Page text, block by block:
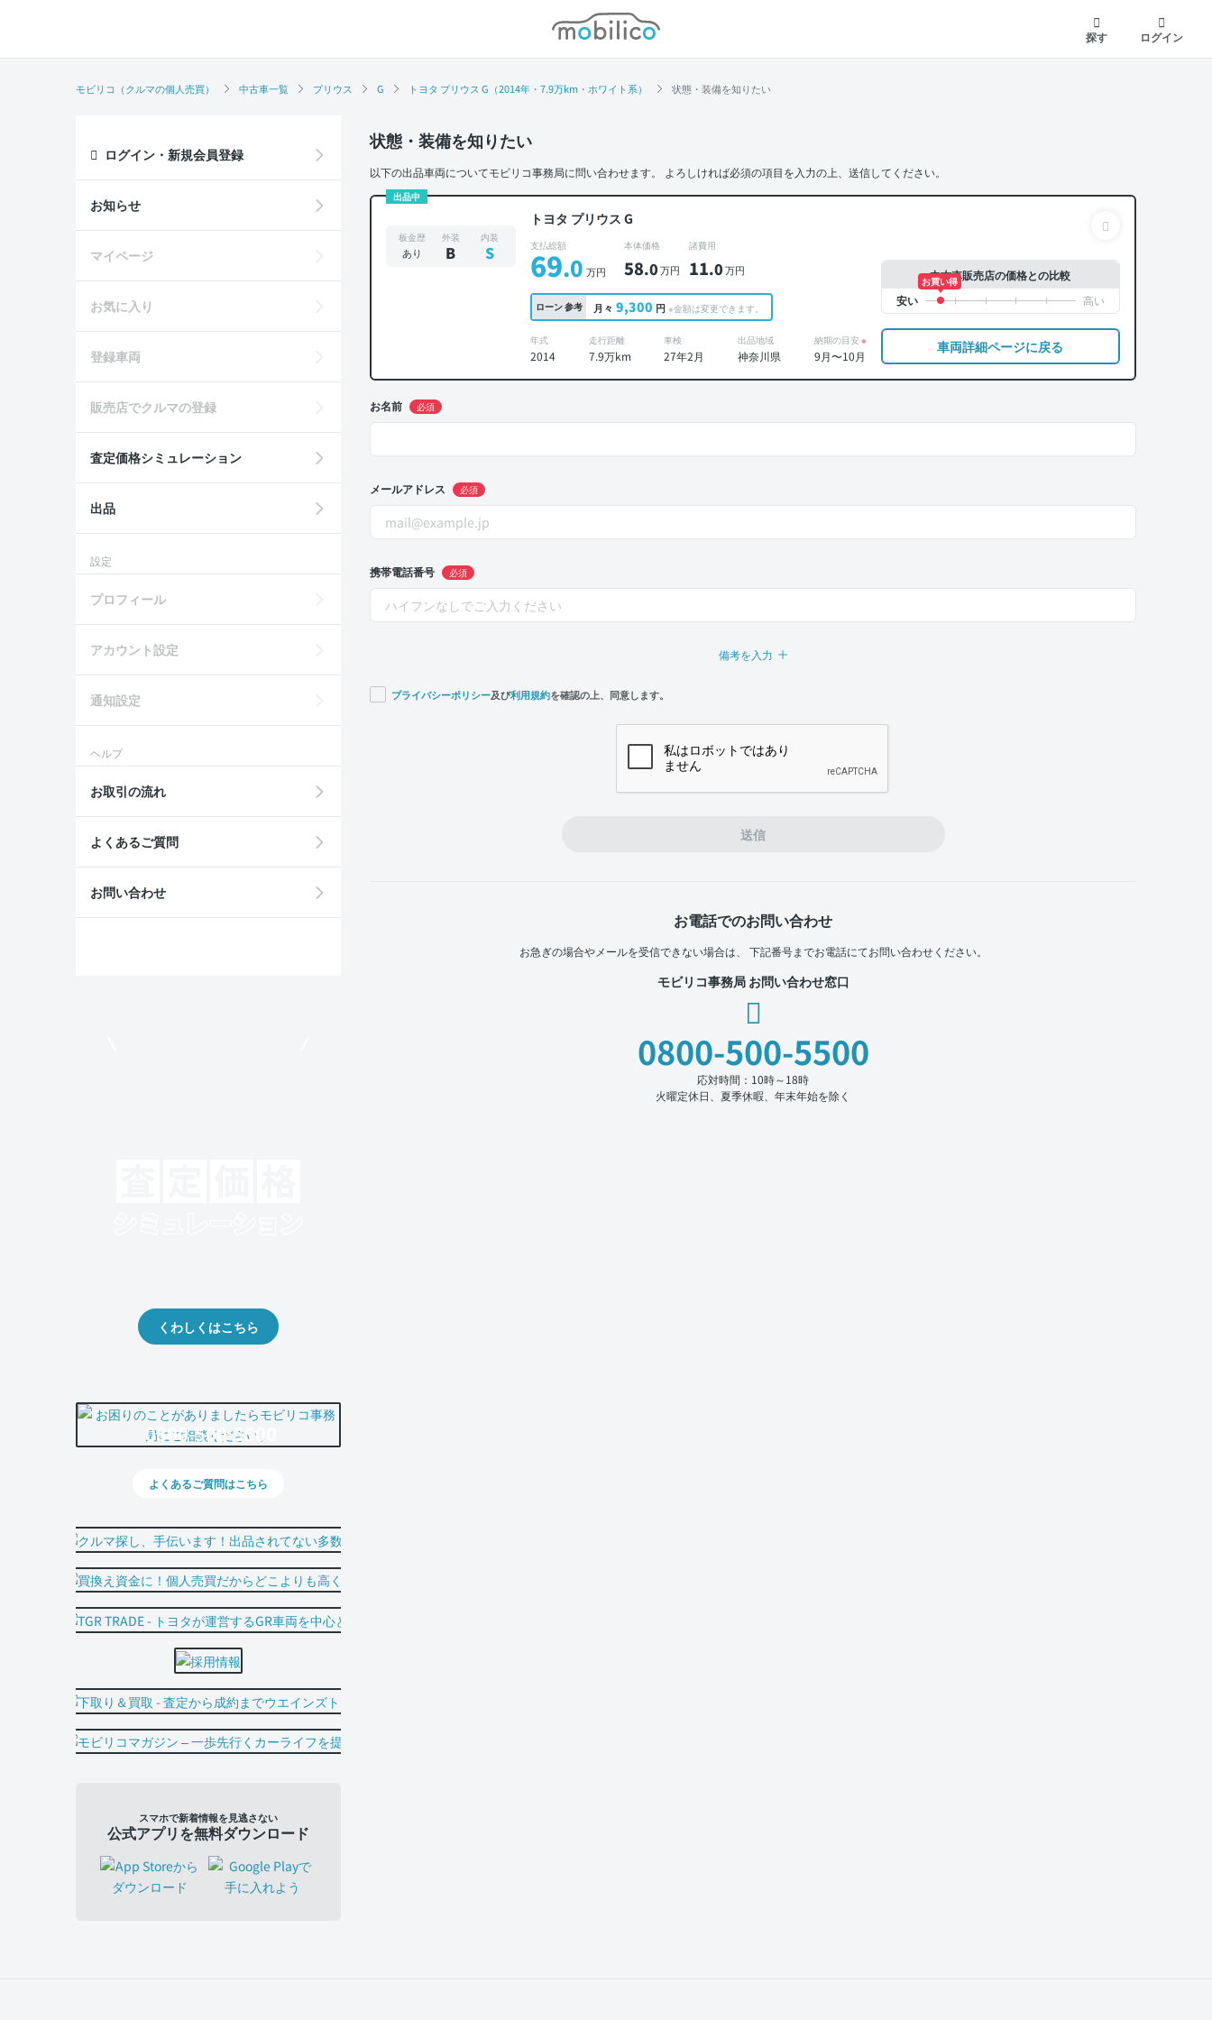
モビリコ
探す
ログイン
モビリコ（クルマの個人売買） 中古車一覧 プリウス G トヨタ プリウス G（2014年・7.9万km・ホワイト系） 状態・装備を知りたい
状態・装備を知りたい
以下の出品車両についてモビリコ事務局に問い合わせます。 よろしければ必須の項目を入力の上、送信してください。
出品中
トヨタ プリウス G
板金歴
あり
外装
B
内装
S 支払総額
69.0 万円
本体価格
58.0万円
諸費用
11.0万円
ローン参考 月々 9,300 円 ※金額は変更できます。
年式
2014
走行距離
7.9万km
車検
27年2月
出品地域
神奈川県
納期の目安 ※
9月〜10月
中古車販売店の価格との比較
お買い得
車両詳細ページに戻る
お名前 必須
メールアドレス 必須
携帯電話番号 必須
備考を入力
プライバシーポリシー及び利用規約を確認の上、同意します。
送信
お電話でのお問い合わせ
お急ぎの場合やメールを受信できない場合は、 下記番号までお電話にてお問い合わせください。
モビリコ事務局 お問い合わせ窓口
0800-500-5500
応対時間：10時～18時
火曜定休日、夏季休暇、年末年始を除く
ログイン・新規会員登録
お知らせ
マイページ
お気に入り
登録車両
販売店でクルマの登録
査定価格シミュレーション
出品
設定
プロフィール
アカウント設定
通知設定
ヘルプ
お取引の流れ
よくあるご質問
お問い合わせ
くわしくはこちら
0800-500-5500
よくあるご質問はこちら
スマホで新着情報を見逃さない
公式アプリを無料ダウンロード